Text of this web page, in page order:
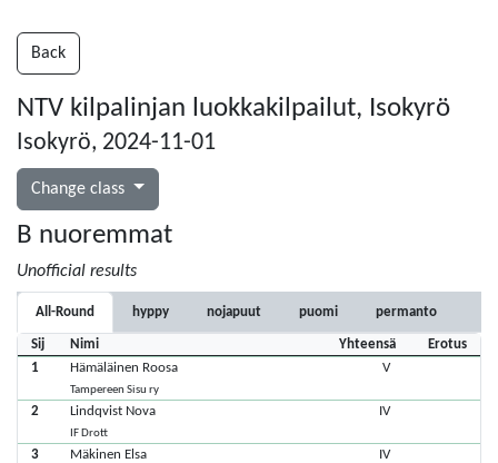
Back
NTV kilpalinjan luokkakilpailut, Isokyrö
Isokyrö, 2024-11-01
Change class
B nuoremmat
Unofficial results
All-Round hyppy nojapuut puomi permanto
Sij Nimi Yhteensä
Erotus
1
Hämäläinen Roosa
Tampereen Sisu ry
V
2 Lindqvist Nova
IF Drott
IV
3 Mäkinen Elsa IV